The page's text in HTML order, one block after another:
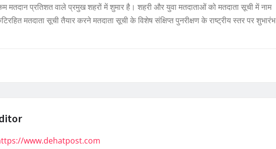
प्रतिशत वाले प्रमुख शहरों में शुमार है। शहरी और युवा मतदाताओं को मतदाता सूची में नाम
मतदाता सूची तैयार करने मतदाता सूची के विशेष संक्षिप्त पुनरीक्षण के राष्ट्रीय स्तर पर शुभारंभ
www.dehatpost.com